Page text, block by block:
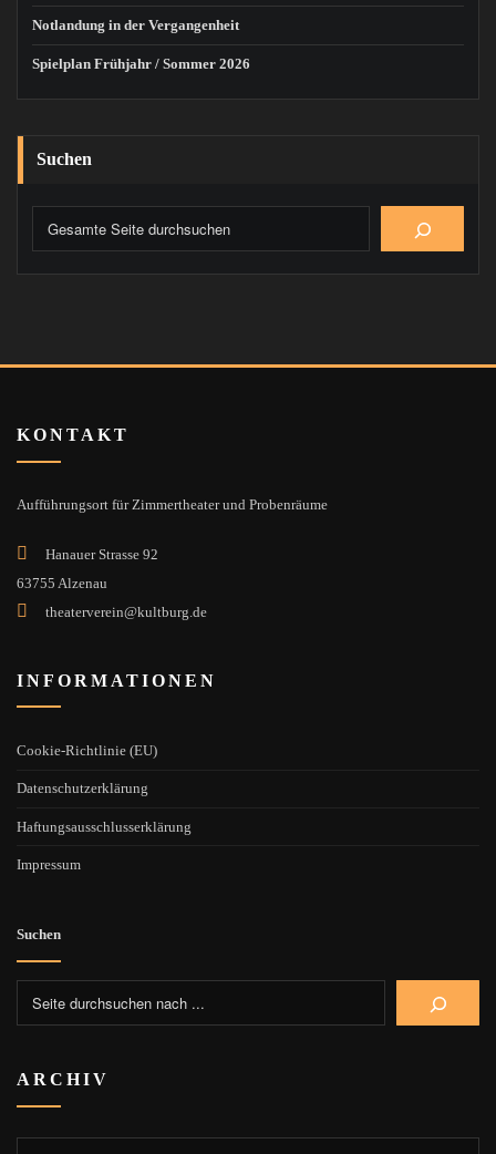
Notlandung in der Vergangenheit
Spielplan Frühjahr / Sommer 2026
Suchen
KONTAKT
Aufführungsort für Zimmertheater und Probenräume
Hanauer Strasse 92
63755 Alzenau
theaterverein@kultburg.de
INFORMATIONEN
Cookie-Richtlinie (EU)
Datenschutzerklärung
Haftungsausschlusserklärung
Impressum
Suchen
ARCHIV